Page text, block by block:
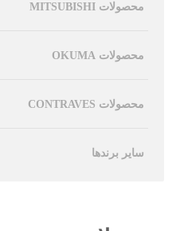
محصولات MITSUBISHI
محصولات OKUMA
محصولات CONTRAVES
سایر برندها